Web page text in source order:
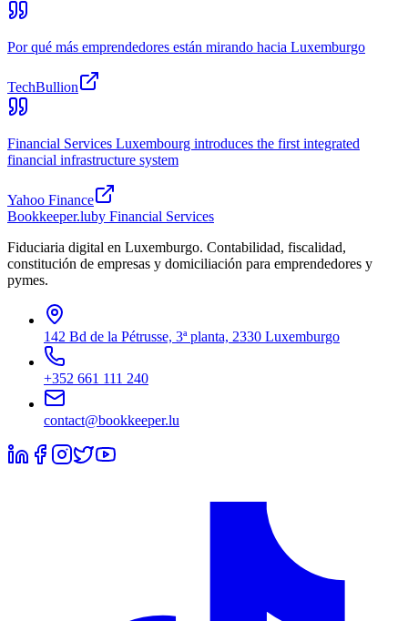
Por qué más emprendedores están mirando hacia Luxemburgo
TechBullion
Financial Services Luxembourg introduces the first integrated
financial infrastructure system
Yahoo Finance
Bookkeeper.luby Financial Services
Fiduciaria digital en Luxemburgo. Contabilidad, fiscalidad,
constitución de empresas y domiciliación para emprendedores y
pymes.
142 Bd de la Pétrusse, 3ª planta, 2330 Luxemburgo
+352 661 111 240
contact@bookkeeper.lu